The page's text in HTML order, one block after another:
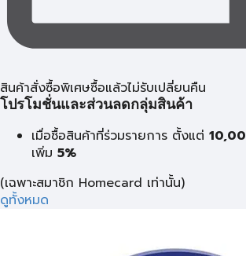
สินค้าสั่งซื้อพิเศษซื้อแล้วไม่รับเปลี่ยนคืน
โปรโมชั่นและส่วนลดกลุ่มสินค้า
เมื่อซื้อสินค้าที่ร่วมรายการ ตั้งแต่
เพิ่ม 5%
(เฉพาะสมาชิก Homecard เท่านั้น)
ดูทั้งหมด